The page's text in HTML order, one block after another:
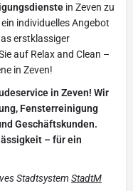
in Zeven zu
individuelles Angebot
erstklassiger
auf Relax and Clean –
in Zeven!
in Zeven! Wir
Fensterreinigung
Geschäftskunden.
– für ein
Stadtsystem StadtM